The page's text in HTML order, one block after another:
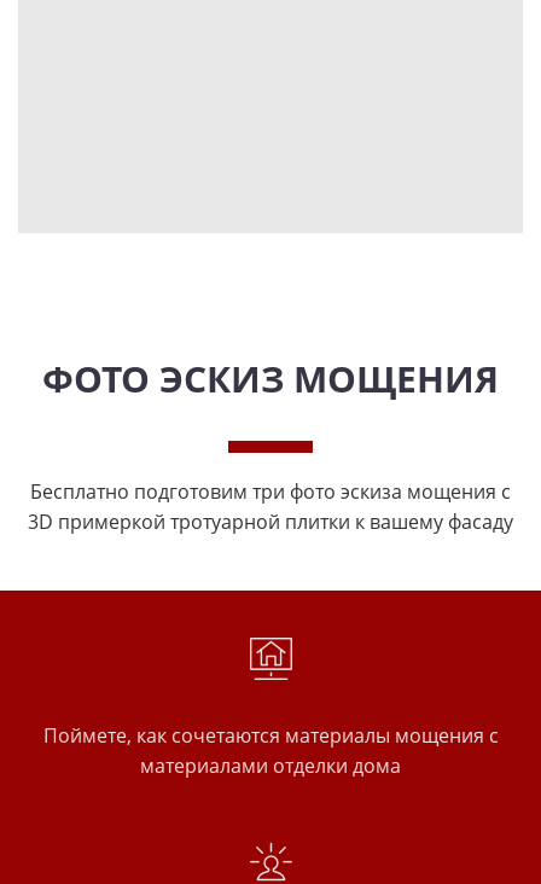
ФОТО ЭСКИЗ МОЩЕНИЯ
Бесплатно подготовим три фото эскиза мощения с
3D примеркой тротуарной плитки к вашему фасаду
Поймете, как сочетаются материалы мощения с
материалами отделки дома